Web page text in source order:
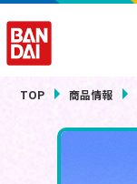
TOP 商品情報